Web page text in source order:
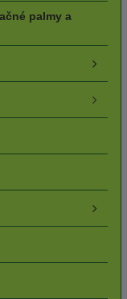
palmy a